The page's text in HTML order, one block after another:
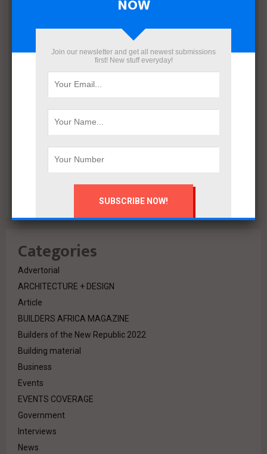
October 2021
August 2020
February 2020
July 2018
June 2018
Categories
Advertorial
ARCHITECTURE + DESIGN
Article
BUILDERS AFRICA MAGAZINE
Builders of the New Republic 2022
Building material
Business
Events
EVENTS COVERAGE
Government
Interviews
News
NOW
Join our newsletter and get all newest submissions
first! New stuff everyday!